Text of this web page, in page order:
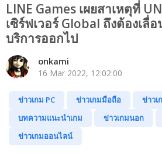
LINE Games เผยสาเหตุที่
เซิร์ฟเวอร์ Global ถึงต้องเลื่
บริการออกไป
onkami
16 Mar 2022, 12:02:00
ข่าวเกม PC ข่าวเกมมือถือ
ข่าวเ
บทความแนะนำเกม
ข่าวเกมนอก
ข่าวเกมออนไลน์